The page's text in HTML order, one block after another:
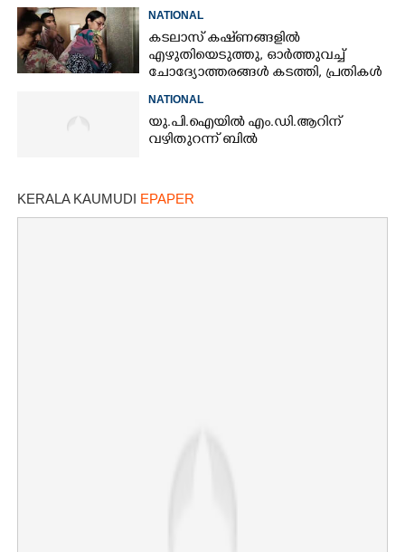
ഫഡ്നാവിസ്
NATIONAL
കടലാസ് കഷ്‌ണങ്ങളിൽ
എഴുതിയെടുത്തു, ഓർത്തുവച്ച്
ചോദ്യോത്തരങ്ങൾ കടത്തി, പ്രതികൾ
NATIONAL
യു.പി.ഐയിൽ എം.ഡി.ആറിന്
വഴിതുറന്ന് ബിൽ
KERALA KAUMUDI EPAPER